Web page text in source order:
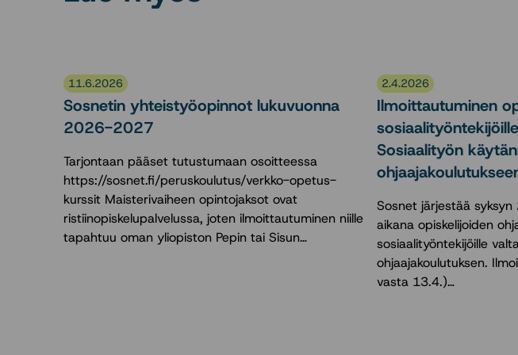
11.6.2026
Sosnetin yhteistyöopinnot lukuvuonna
2026-2027
Tarjontaan pääset tutustumaan osoitteessa
https://sosnet.fi/peruskoulutus/verkko-opetus-
kurssit Maisterivaiheen opintojaksot ovat
ristiinopiskelupalvelussa, joten ilmoittautuminen niille
tapahtuu oman yliopiston Pepin tai Sisun…
2.4.2026
Ilmoittautuminen
Sosiaalityön
Sosnet järjestää
aikana opiskelijoiden
sosiaalityöntekijöille
ohjaajakoulutuksen.
vasta 13.4.)…